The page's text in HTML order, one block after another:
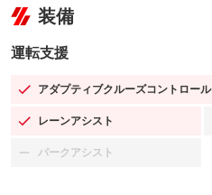
装備
運転支援
アダプティブクルーズコントロール
：装備あり
レーンアシスト
：装備あり
パークアシスト
：装備なし